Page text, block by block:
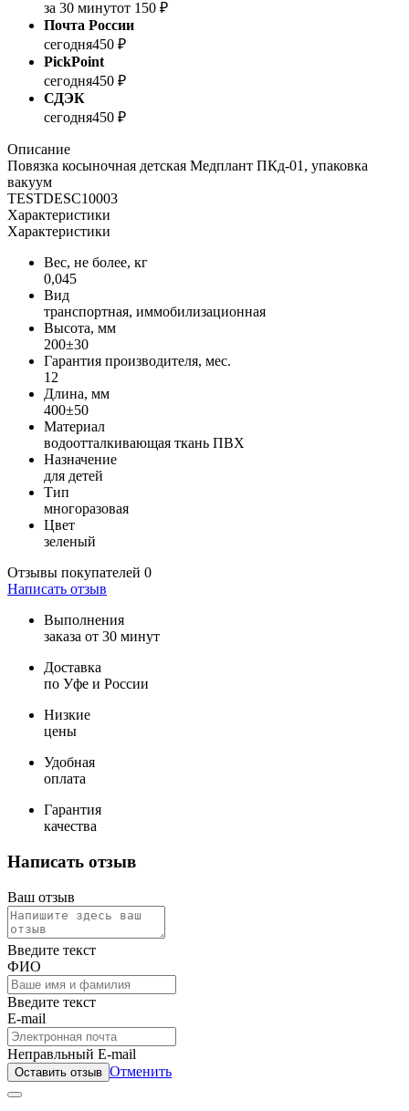
за 30 минутот 150 ₽
Почта России
сегодня450 ₽
PickPoint
сегодня450 ₽
СДЭК
сегодня450 ₽
Описание
Повязка косыночная детская Медплант ПКд-01, упаковка
вакуум
TESTDESC10003
Характеристики
Характеристики
Вес, не более, кг
0,045
Вид
транспортная, иммобилизационная
Высота, мм
200±30
Гарантия производителя, мес.
12
Длина, мм
400±50
Материал
водоотталкивающая ткань ПВХ
Назначение
для детей
Тип
многоразовая
Цвет
зеленый
Отзывы покупателей 0
Написать отзыв
Выполнения
заказа от 30 минут
Доставка
по Уфе и России
Низкие
цены
Удобная
оплата
Гарантия
качества
Написать отзыв
Ваш отзыв
Введите текст
ФИО
Введите текст
E-mail
Неправльный E-mail
Оставить отзыв Отменить